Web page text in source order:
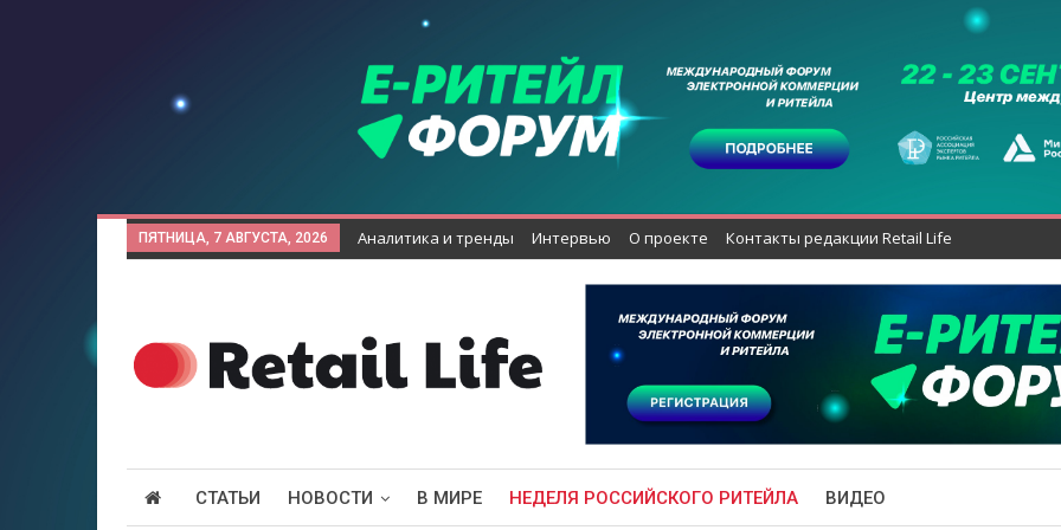
ПЯТНИЦА, 7 АВГУСТА, 2026 Аналитика и тренды Интервью О проекте Контакты редакции Retail Life
СТАТЬИ НОВОСТИ В МИРЕ НЕДЕЛЯ РОССИЙСКОГО РИТЕЙЛА ВИДЕО